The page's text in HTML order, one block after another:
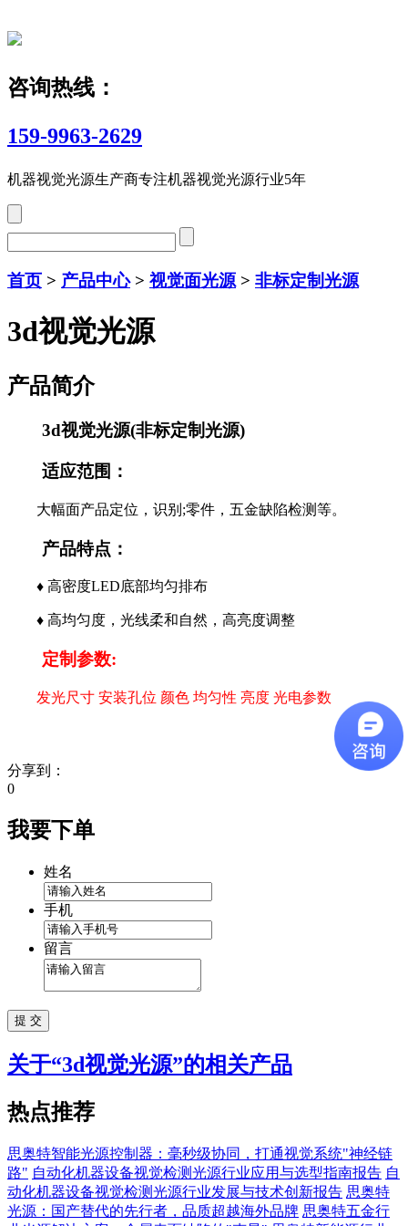
咨询热线：
159-9963-2629
机器视觉光源生产商专注机器视觉光源行业5年
首页 > 产品中心> 视觉面光源 > 非标定制光源
3d视觉光源
产品简介
3d视觉光源(非标定制光源)
适应范围：
大幅面产品定位，识别;零件，五金缺陷检测等。
产品特点：
♦ 高密度LED底部均匀排布
♦ 高均匀度，光线柔和自然，高亮度调整
定制参数:
发光尺寸 安装孔位 颜色 均匀性 亮度 光电参数
分享到：
0
我要下单
姓名
手机
留言
关于“3d视觉光源”的相关产品
热点推荐
思奥特智能光源控制器：毫秒级协同，打通视觉系统"神经链
路" 自动化机器设备视觉检测光源行业应用与选型指南报告 自
动化机器设备视觉检测光源行业发展与技术创新报告 思奥特
光源：国产替代的先行者，品质超越海外品牌 思奥特五金行